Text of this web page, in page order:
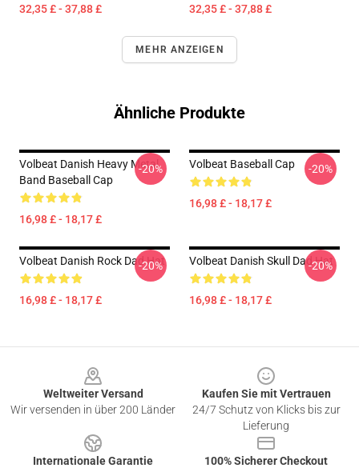
32,35 £ - 37,88 £ 32,35 £ - 37,88 £
MEHR ANZEIGEN
Ähnliche Produkte
Volbeat Danish Heavy Metal
Band Baseball Cap
16,98 £ - 18,17 £
-20% Volbeat Baseball Cap
16,98 £ - 18,17 £
-20%
Volbeat Danish Rock Dad Hat
16,98 £ - 18,17 £
-20% Volbeat Danish Skull Dad Hat
16,98 £ - 18,17 £
-20%
Weltweiter Versand
Wir versenden in über 200 Länder
Kaufen Sie mit Vertrauen
24/7 Schutz von Klicks bis zur
Lieferung
Internationale Garantie
100% Sicherer Checkout